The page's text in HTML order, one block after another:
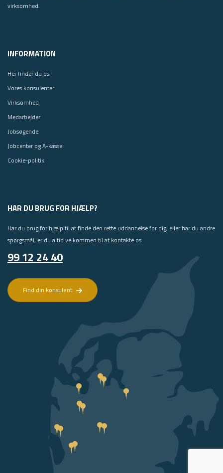
virksomhed.
INFORMATION
Her finder du os
Vores konsulenter
Virksomhed
Medarbejder
Jobsøgende
Jobcenter og A-kasse
Cookie-politik
HAR DU BRUG FOR HJÆLP?
Har du brug for hjælp til at finde den rette uddannelse for dig, eller har du andre
spørgsmål, er du altid velkommen til at kontakte os.
99 12 24 40
Find din konsulent